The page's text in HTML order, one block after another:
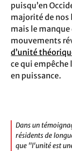
puisqu’en
majorité de nos
mais le
mouvements
d’unité
ce qui
en puissance.
Dans un
résidents de
que "l'unité est